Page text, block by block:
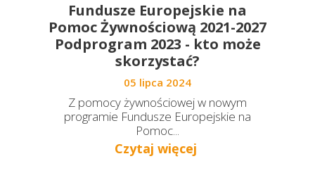
Fundusze Europejskie na
Pomoc Żywnościową 2021-2027
Podprogram 2023 - kto może
skorzystać?
05 lipca 2024
Z pomocy żywnościowej w nowym
programie Fundusze Europejskie na
Pomoc...
Czytaj więcej